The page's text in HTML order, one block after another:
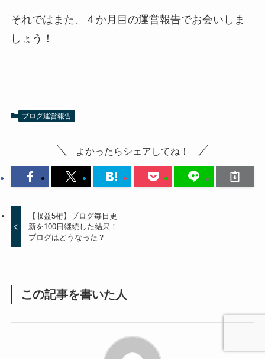
それではまた、４か月目の運営報告でお会いしま
しょう！
ブログ運営報告
よかったらシェアしてね！
【収益5桁】ブログ毎日更
新を100日継続した結果！
ブログはどうなった？
この記事を書いた人